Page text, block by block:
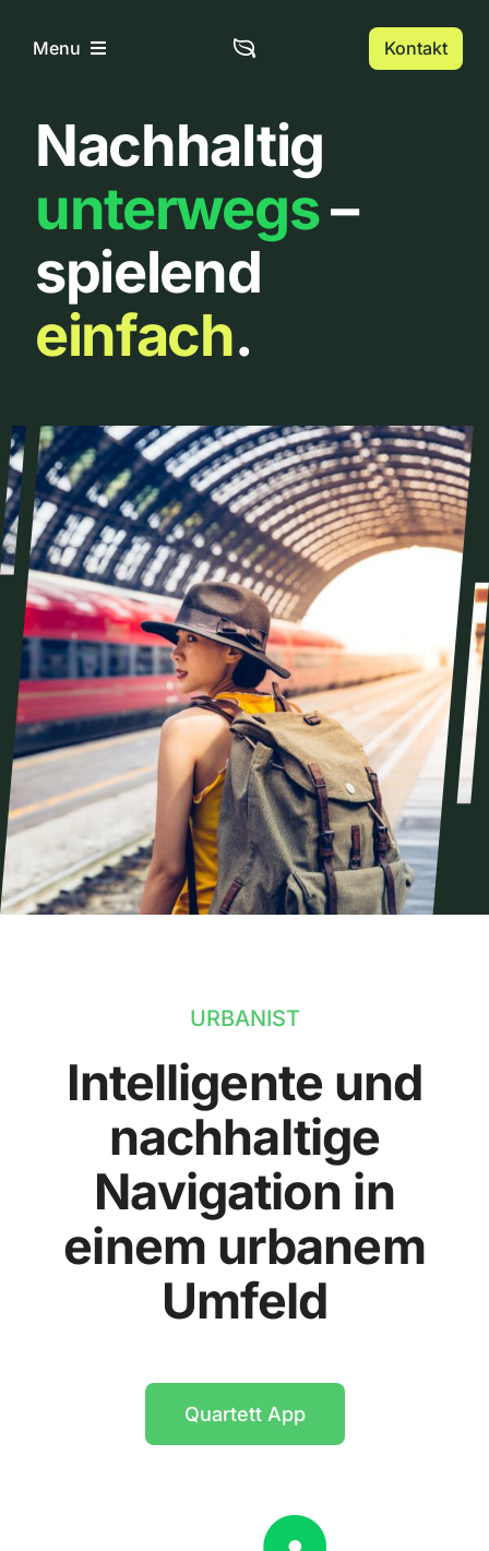
InhaltMenu
Home
Über uns
Urbanlist
Kontakt
Nachhaltig
unterwegs–
spielend
einfach.
URBANIST
Intelligente und
nachhaltige
Navigation in
einem urbanem
Umfeld
Quartett App